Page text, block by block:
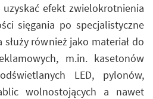
efekt zwielokrotnienia
sięgania po specjalistyczne
również jako materiał do
m.in. kasetonów
LED, pylonów,
wolnostojących a nawet